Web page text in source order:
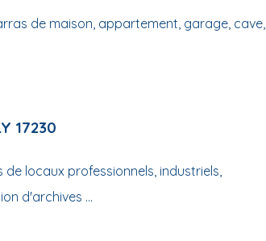
de maison, appartement, garage, cave,
17230
locaux professionnels, industriels,
d'archives ...